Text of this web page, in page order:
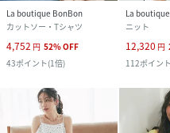
La boutique BonBon
カットソー・Tシャツ
4,752 円 52%OFF
43ポイント(1倍)
La
ニット
12,320 円
112ポイント